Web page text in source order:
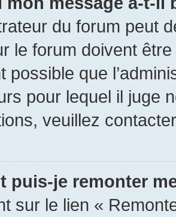
du forum peut
le forum doivent
possible que
pour lequel il juge
veuillez
puis-je remonter
sur le lien «